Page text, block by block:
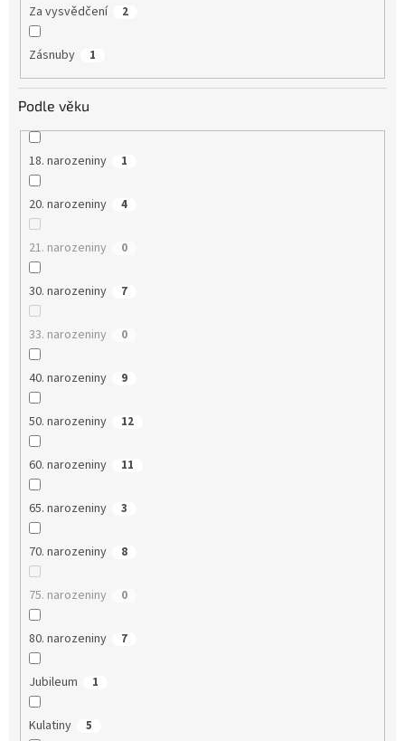
Za vysvědčení 2
Zásnuby 1
Podle věku
18. narozeniny 1
20. narozeniny 4
21. narozeniny 0
30. narozeniny 7
33. narozeniny 0
40. narozeniny 9
50. narozeniny 12
60. narozeniny 11
65. narozeniny 3
70. narozeniny 8
75. narozeniny 0
80. narozeniny 7
Jubileum 1
Kulatiny 5